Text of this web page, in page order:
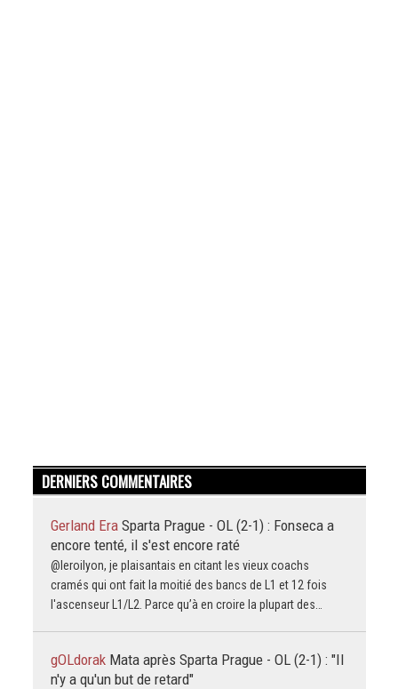
DERNIERS COMMENTAIRES
Gerland Era Sparta Prague - OL (2-1) : Fonseca a
encore tenté, il s'est encore raté
@leroilyon, je plaisantais en citant les vieux coachs
cramés qui ont fait la moitié des bancs de L1 et 12 fois
l'ascenseur L1/L2. Parce qu’à en croire la plupart des…
gOLdorak Mata après Sparta Prague - OL (2-1) : "Il
n'y a qu'un but de retard"